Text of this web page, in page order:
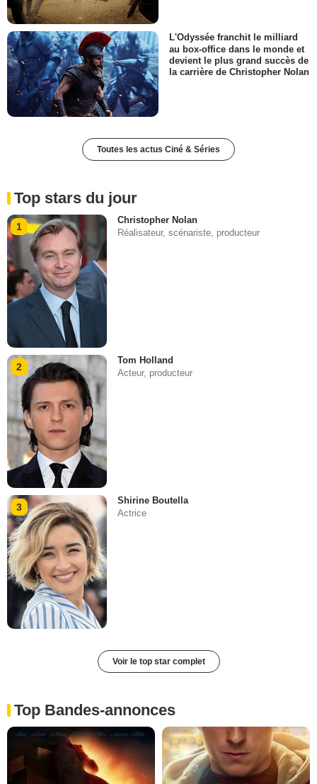
L'Odyssée franchit le milliard
au box-office dans le monde et
devient le plus grand succès de
la carrière de Christopher Nolan
Toutes les actus Ciné & Séries
Top stars du jour
1
Christopher Nolan
Réalisateur, scénariste, producteur
2
Tom Holland
Acteur, producteur
3
Shirine Boutella
Actrice
Voir le top star complet
Top Bandes-annonces